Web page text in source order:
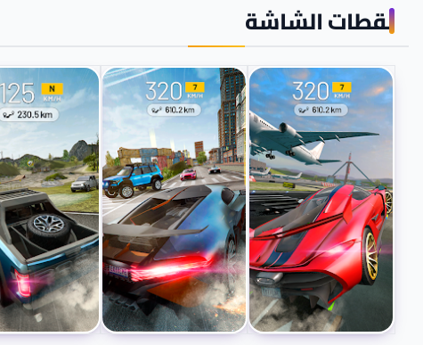
لقطات الشاشة